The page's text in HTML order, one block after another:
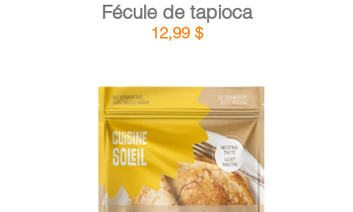
Fécule de tapioca
12,99 $